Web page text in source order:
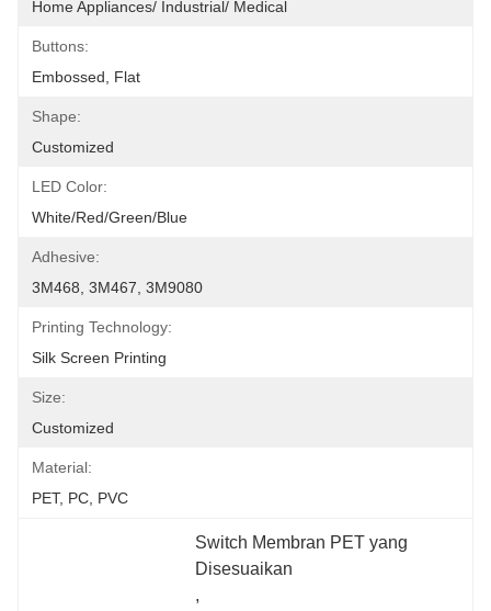
Home Appliances/ Industrial/ Medical
Buttons:
Embossed, Flat
Shape:
Customized
LED Color:
White/Red/Green/Blue
Adhesive:
3M468, 3M467, 3M9080
Printing Technology:
Silk Screen Printing
Size:
Customized
Material:
PET, PC, PVC
Switch Membran PET yang
Disesuaikan
,